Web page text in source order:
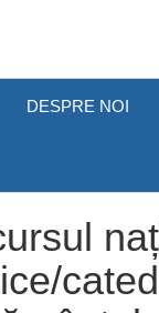
DESPRE NOI